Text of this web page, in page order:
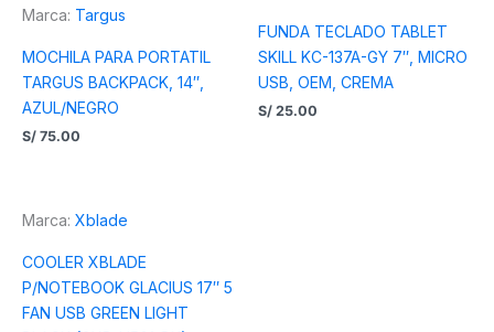
Marca: Targus
MOCHILA PARA PORTATIL
TARGUS BACKPACK, 14″,
AZUL/NEGRO
S/ 75.00
FUNDA TECLADO TABLET
SKILL KC-137A-GY 7″, MICRO
USB, OEM, CREMA
S/ 25.00
Marca: Xblade
COOLER XBLADE
P/NOTEBOOK GLACIUS 17″ 5
FAN USB GREEN LIGHT